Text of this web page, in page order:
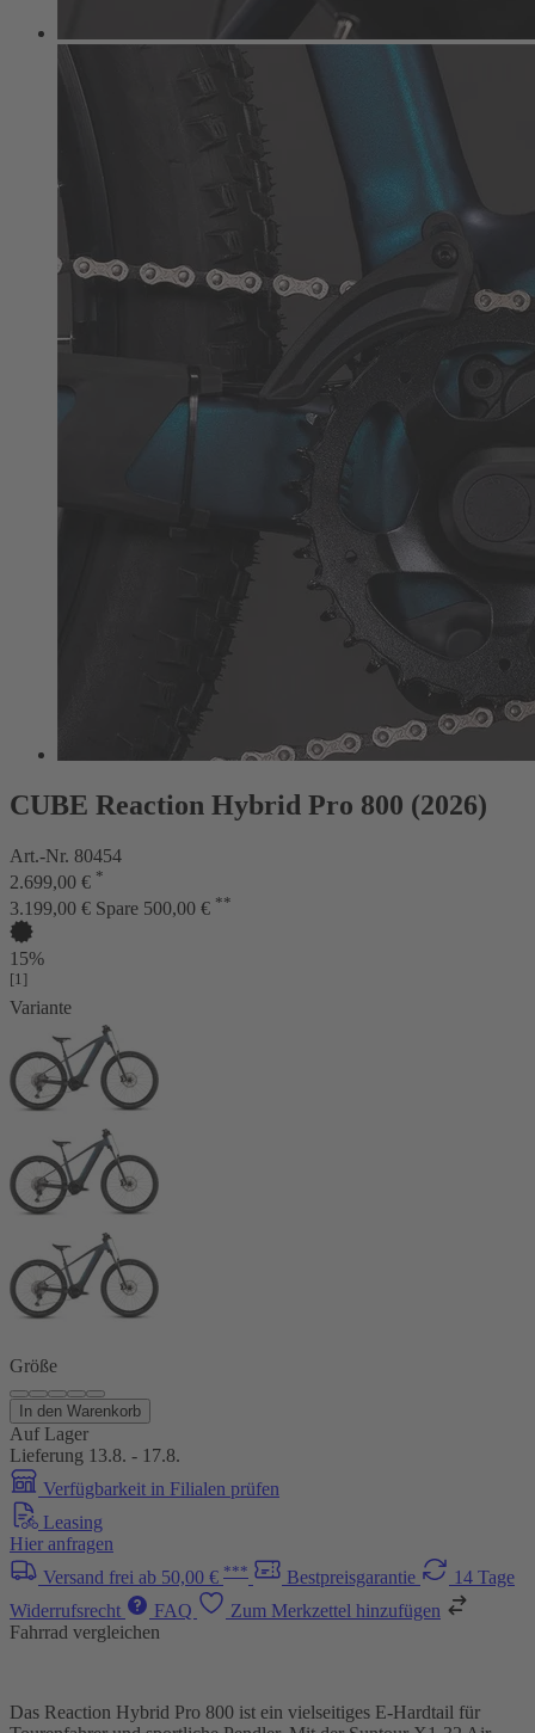
CUBE Reaction Hybrid Pro 800 (2026)
Art.-Nr. 80454
2.699,00 € *
3.199,00 € Spare 500,00 € **
15%
[1]
Variante
Größe
In den Warenkorb
Auf Lager
Lieferung 13.8. - 17.8.
Verfügbarkeit in Filialen prüfen
Leasing
Hier anfragen
Versand frei ab 50,00 € *** Bestpreisgarantie
14 Tage
Widerrufsrecht
FAQ
Zum Merkzettel hinzufügen
Fahrrad vergleichen
Das Reaction Hybrid Pro 800 ist ein vielseitiges E-Hardtail für